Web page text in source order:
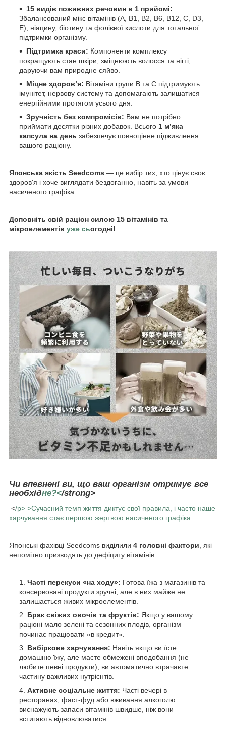
15 видів поживних речовин в 1 прийомі:
Збалансований мікс вітамінів (A, B1, B2, B6, B12, C, D3,
E), ніацину, біотину та фолієвої кислоти для тотальної
підтримки організму.
Підтримка краси: Компоненти комплексу
покращують стан шкіри, зміцнюють волосся та нігті,
даруючи вам природне сяйво.
Міцне здоров’я: Вітаміни групи B та С підтримують
імунітет, нервову систему та допомагають залишатися
енергійними протягом усього дня.
Зручність без компромісів: Вам не потрібно
приймати десятки різних добавок. Всього 1 м’яка
капсула на день забезпечує повноцінне підживлення
вашого раціону.
Японська якість Seedcoms — це вибір тих, хто цінує своє
здоров'я і хоче виглядати бездоганно, навіть за умови
насиченого графіка.
Доповніть свій раціон силою 15 вітамінів та
мікроелементів уже сьогодні!
Чи впевнені ви, що ваш організм отримує все
необхідне?</strong>
</p> >Сучасний темп життя диктує свої правила, і часто наше
харчування стає першою жертвою насиченого графіка.
Японські фахівці Seedcoms виділили 4 головні фактори , які
непомітно призводять до дефіциту вітамінів:
Часті перекуси «на ходу»: Готова їжа з магазинів та
консервовані продукти зручні, але в них майже не
залишається живих мікроелементів.
Брак свіжих овочів та фруктів: Якщо у вашому
раціоні мало зелені та сезонних плодів, організм
починає працювати «в кредит».
Вибіркове харчування: Навіть якщо ви їсте
домашню їжу, але маєте обмежені вподобання (не
любите певні продукти), ви автоматично втрачаєте
частину важливих нутрієнтів.
Активне соціальне життя: Часті вечері в
ресторанах, фаст-фуд або вживання алкоголю
виснажують запаси вітамінів швидше, ніж вони
встигають відновлюватися.